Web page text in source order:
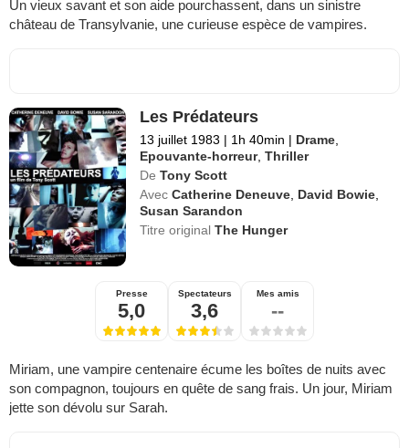
Un vieux savant et son aide pourchassent, dans un sinistre
château de Transylvanie, une curieuse espèce de vampires.
Les Prédateurs
13 juillet 1983 | 1h 40min | Drame
Epouvante-horreur,Thriller
De Tony Scott
Avec Catherine Deneuve David Bowie
Susan Sarandon
Titre originalThe Hunger
Presse
5,0
Spectateurs
3,6
Mes amis
--
Miriam, une vampire centenaire écume les boîtes de nuits avec
son compagnon, toujours en quête de sang frais. Un jour, Miriam
jette son dévolu sur Sarah.